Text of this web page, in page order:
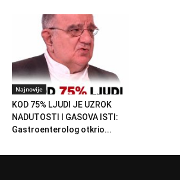
Najnovije
KOD 75% LJUDI JE UZROK
NADUTOSTI I GASOVA ISTI:
Gastroenterolog otkrio...